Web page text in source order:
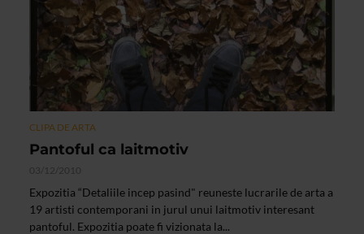
CLIPA DE ARTA
Pantoful ca laitmotiv
03/12/2010
Expozitia “Detaliile incep pasind" reuneste lucrarile de arta a
19 artisti contemporani in jurul unui laitmotiv interesant
pantoful. Expozitia poate fi vizionata la...